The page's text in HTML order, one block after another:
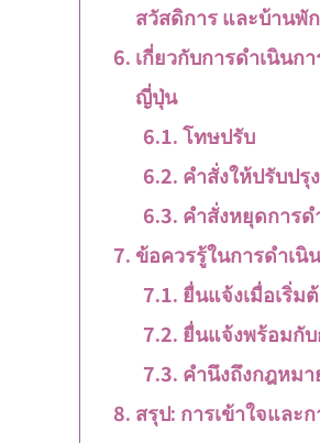
สวัสดิการ และบ้านพั
เกี่ยวกับการดำเนิน
ญี่ปุ่น
โทษปรับ
คำสั่งให้ปรับปรุง
คำสั่งหยุดการด
ข้อควรรู้ในการดำเ
ยื่นแจ้งเมื่อเริ่ม
ยื่นแจ้งพร้อมกั
คำนึงถึงกฎหม
สรุป: การเข้าใจและ